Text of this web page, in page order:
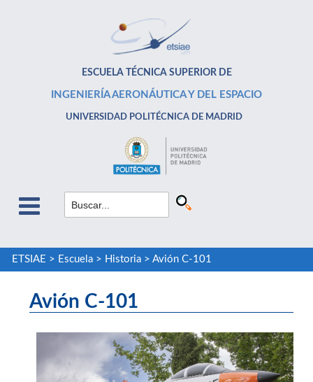
ESCUELA TÉCNICA SUPERIOR DE
INGENIERÍA AERONÁUTICA Y DEL ESPACIO
UNIVERSIDAD POLITÉCNICA DE MADRID
ETSIAE > Escuela> Historia> Avión C-101
Avión C-101